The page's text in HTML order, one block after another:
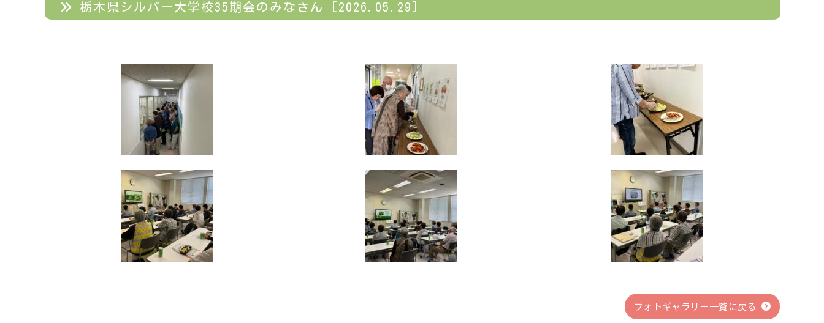
栃木県シルバー大学校35期会のみなさん [2026.05.29]
フォトギャラリー一覧に戻る